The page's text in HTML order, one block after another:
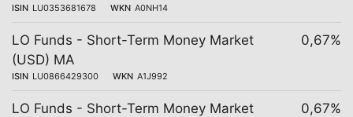
ISIN LU0353681678 WKN A0NH14
LO Funds - Short-Term Money Market
(USD) MA
ISIN LU0866429300 WKN A1J992
0,67%
LO Funds - Short-Term Money Market
0,67%